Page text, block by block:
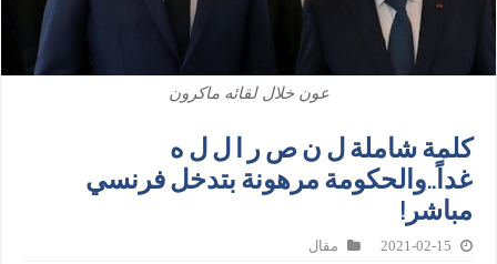
عون خلال لقائه ماكرون
كلمة شاملة ل ن ص ر ا ل ل ه
غداً..والحكومة مرهونة بتدخل فرنسي
مباشر!
2021-02-15 مقال